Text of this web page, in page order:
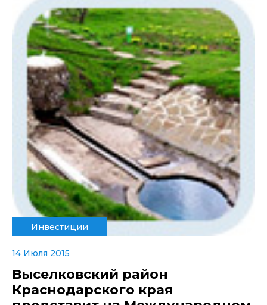
Инвестиции
14 Июля 2015
Выселковский район
Краснодарского края